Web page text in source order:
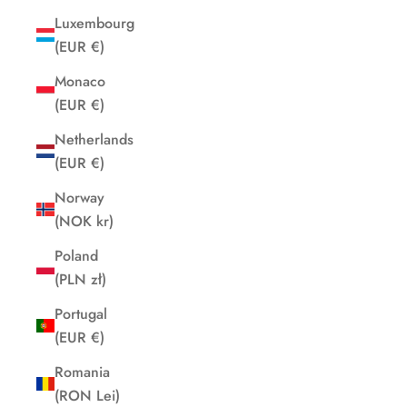
Luxembourg
(EUR €)
Monaco
(EUR €)
Netherlands
(EUR €)
Norway
(NOK kr)
Poland
(PLN zł)
Portugal
(EUR €)
Romania
(RON Lei)